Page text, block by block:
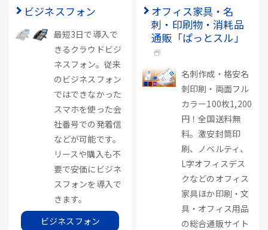
ビジネスフォン
最短3日で導入で
きるクラウドビジ
ネスフォン。従来
のビジネスフォン
ではできなかった
スマホを使った会
社番号での発着信
などが可能です。
リースや購入も不
要で安価にビジネ
スフォンを導入で
きます。
ビジネスフォン
オフィス家具・名
刺・印刷物・消耗品
通販「ぱっとスル」
名刺作成・格安名
刺印刷・両面フル
カラー100枚1,200
円！全国送料無
料。激安封筒印
刷、ノベルティ、
L字オフィスデス
クなどのオフィス
家具ほか印刷・文
具・オフィス用品
の総合通販サイト